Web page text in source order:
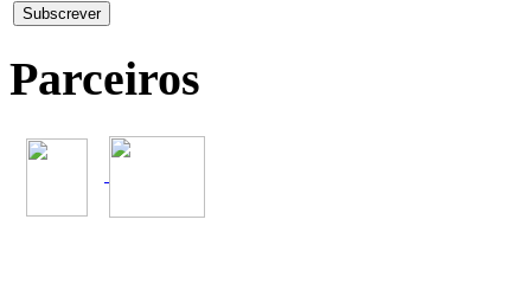
Parceiros